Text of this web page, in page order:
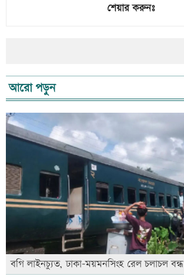
শেয়ার করুনঃ
আরো পড়ুন
বগি লাইনচ্যুত, ঢাকা-ময়মনসিংহ রেল চলাচল বন্ধ